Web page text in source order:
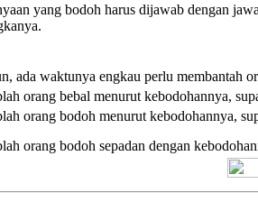
yang bodoh harus dijawab dengan
ada waktunya engkau perlu membantah
orang bebal menurut kebodohannya,
orang bodoh menurut kebodohannya,
orang bodoh sepadan dengan